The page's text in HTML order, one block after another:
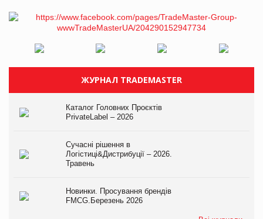
ЖУРНАЛ TRADEMASTER
Каталог Головних Проєктів
PrivateLabel – 2026
Сучасні рішення в
Логістиці&Дистрибуції – 2026.
Травень
Новинки. Просування брендів
FMCG.Березень 2026